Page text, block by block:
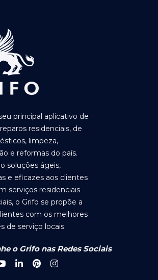
principal aplicativo de
residenciais, de
limpeza,
e reformas do país.
soluções ágeis,
e eficazes aos clientes
serviços residenciais
o Grifo se propõe a
com os melhores
de serviço locais.
o Grifo nas Redes Sociais